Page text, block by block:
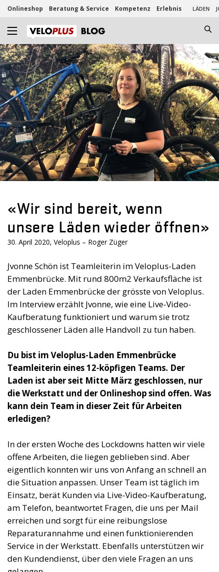
Onlineshop Beratung & Service Kompetenz Erlebnis LÄDEN
«Wir sind bereit, wenn
unsere Läden wieder öffnen»
30. April 2020, Veloplus – Roger Züger
Jvonne Schön ist Teamleiterin im Veloplus-Laden
Emmenbrücke. Mit rund 800m2 Verkaufsfläche ist
der Laden Emmenbrücke der grösste von Veloplus.
Im Interview erzählt Jvonne, wie eine Live-Video-
Kaufberatung funktioniert und warum sie trotz
geschlossener Läden alle Handvoll zu tun haben.
Du bist im Veloplus-Laden Emmenbrücke
Teamleiterin eines 12-köpfigen Teams. Der
Laden ist aber seit Mitte März geschlossen, nur
die Werkstatt und der Onlineshop sind offen. Was
kann dein Team in dieser Zeit für Arbeiten
erledigen?
In der ersten Woche des Lockdowns hatten wir viele
offene Arbeiten, die liegen geblieben sind. Aber
eigentlich konnten wir uns von Anfang an schnell an
die Situation anpassen. Unser Team ist täglich im
Einsatz, berät Kunden via Live-Video-Kaufberatung,
am Telefon, beantwortet Fragen, die uns per Mail
erreichen und sorgt für eine reibungslose
Reparaturannahme und einen funktionierenden
Service in der Werkstatt. Ebenfalls unterstützen wir
den Kundendienst, über den viele Fragen an uns